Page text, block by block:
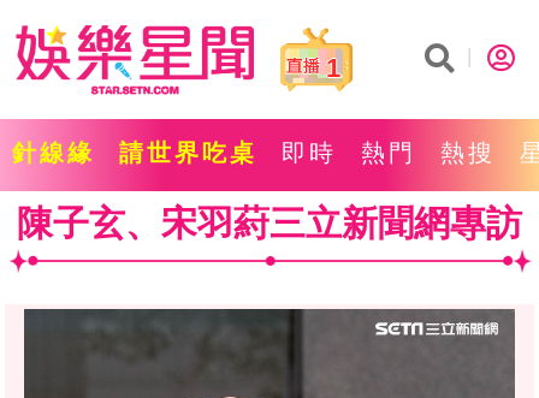
1
針線緣 請世界吃桌 即時 熱門 熱搜
陳子玄、宋羽葤三立新聞網專訪